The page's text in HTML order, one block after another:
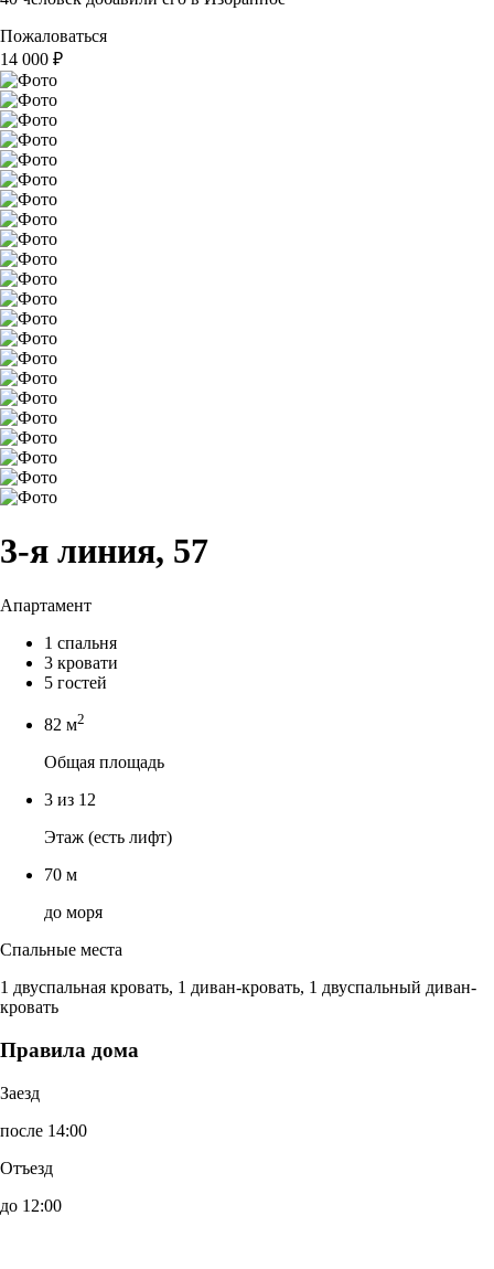
Пожаловаться
14 000 ₽
3-я линия, 57
Апартамент
1 спальня
3 кровати
5 гостей
82 м2
Общая площадь
3 из 12
Этаж (есть лифт)
70 м
до моря
Спальные места
1 двуспальная кровать, 1 диван-кровать, 1 двуспальный диван-
кровать
Правила дома
Заезд
после 14:00
Отъезд
до 12:00